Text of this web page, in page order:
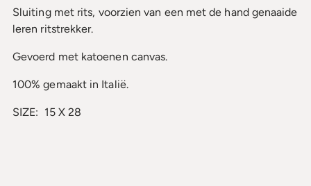
winkelmandje
Sluiting met rits, voorzien van een met de hand genaaide
leren ritstrekker.
Gevoerd met katoenen canvas.
100% gemaakt in Italië.
SIZE: 15X 28